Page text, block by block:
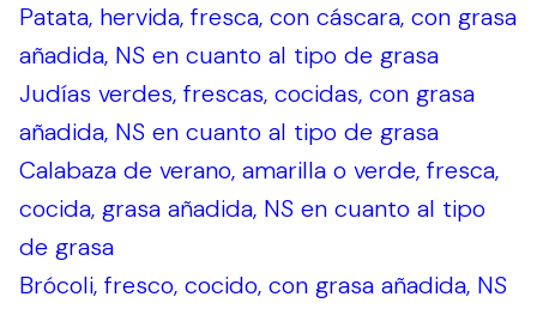
Patata, hervida, fresca, con cáscara, con grasa
añadida, NS en cuanto al tipo de grasa
Judías verdes, frescas, cocidas, con grasa
añadida, NS en cuanto al tipo de grasa
Calabaza de verano, amarilla o verde, fresca,
cocida, grasa añadida, NS en cuanto al tipo
de grasa
Brócoli, fresco, cocido, con grasa añadida, NS